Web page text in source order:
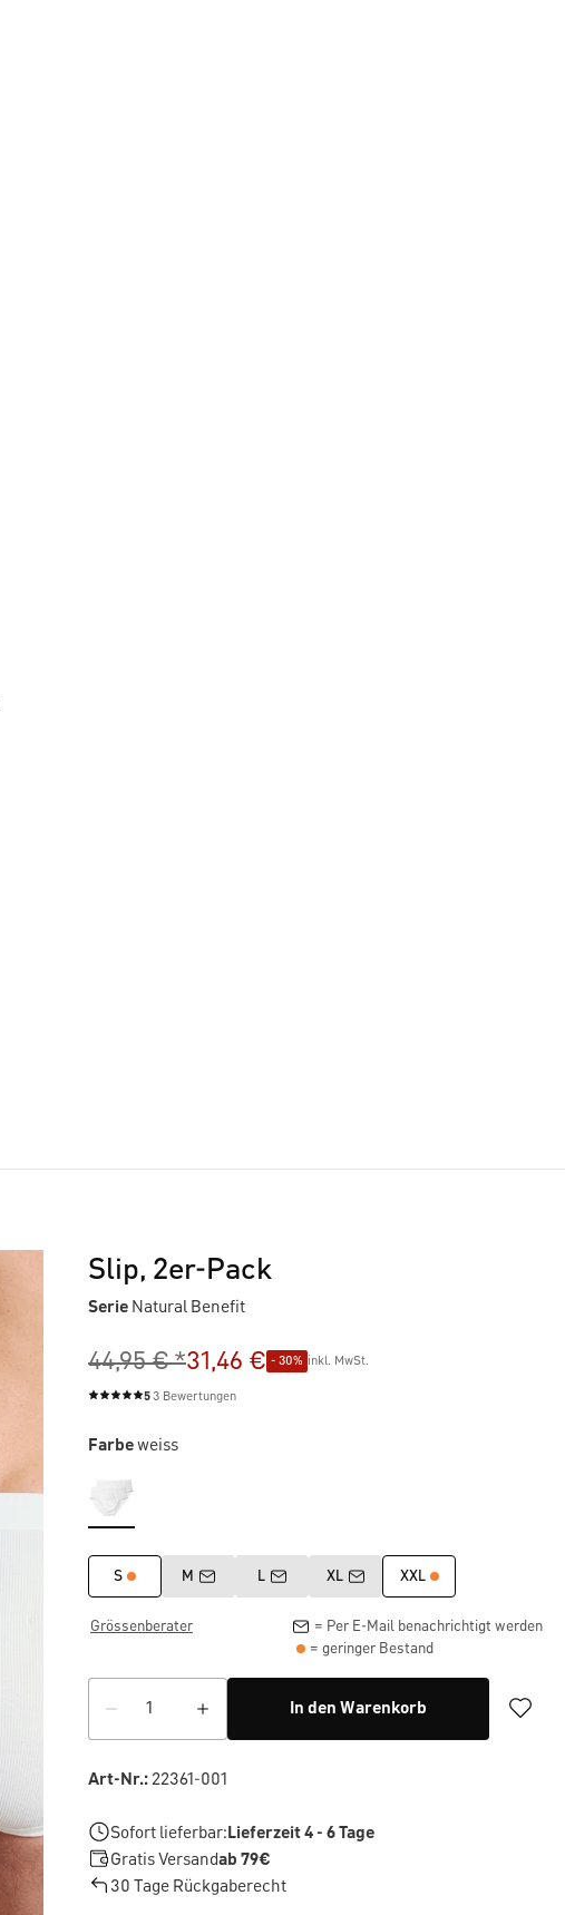
Slip, 2er-Pack
Serie Natural Benefit
44,95 € *31,46 € - 30% inkl. MwSt.
Durchschnittliche Bewertung von 5 von 5 Sternen
53 Bewertungen
Farbeweiss
S M L XL XXL
Grössenberater
= Per E-Mail benachrichtigt werden
= geringer Bestand
In den Warenkorb
Art-Nr.:22361-001
Sofort lieferbar: Lieferzeit 4 - 6 Tage
Gratis Versandab 79€
30 Tage Rückgaberecht